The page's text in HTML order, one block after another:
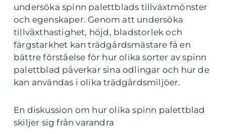
undersöka spinn palettblads tillväxtmönster
och egenskaper. Genom att undersöka
tillväxthastighet, höjd, bladstorlek och
färgstarkhet kan trädgårdsmästare få en
bättre förståelse för hur olika sorter av spinn
palettblad påverkar sina odlingar och hur de
kan användas i olika trädgårdsmiljöer.
En diskussion om hur olika spinn palettblad
skiljer sig från varandra